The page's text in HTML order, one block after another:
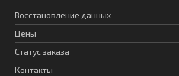
Восстановление данных
Цены
Статус заказа
Контакты